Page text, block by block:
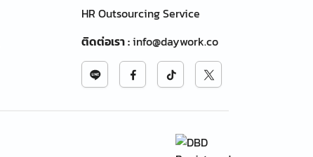
HR Outsourcing Service
ติดต่อเรา:info@daywork.co